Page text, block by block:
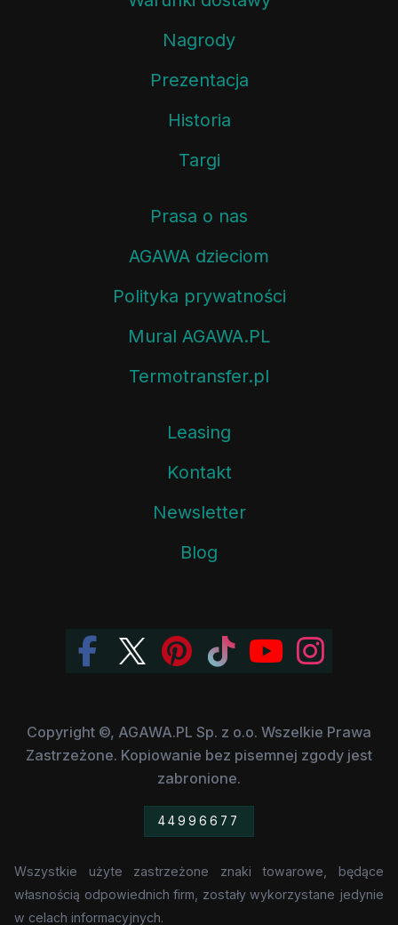
Nagrody
Prezentacja
Historia
Targi
Prasa o nas
AGAWA dzieciom
Polityka prywatności
Mural AGAWA.PL
Termotransfer.pl
Leasing
Kontakt
Newsletter
Blog
Copyright ©, AGAWA.PL Sp. z o.o. Wszelkie Prawa
Zastrzeżone. Kopiowanie bez pisemnej zgody jest
zabronione.
44996677
Wszystkie użyte zastrzeżone znaki towarowe, będące
własnością odpowiednich firm, zostały wykorzystane jedynie
w celach informacyjnych.